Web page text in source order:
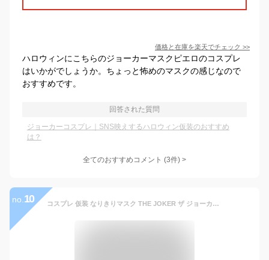
価格と在庫を楽天でチェック >>
ハロウィンにこちらのジョーカーマスクピエロのコスプレ
はいかがでしょうか。ちょっと怖めのマスクの感じなので
おすすめです。
回答された質問
ジョーカーコスプレ｜SNS映えするハロウィン仮装のおすすめ
は？
全てのおすすめコメント (3件) >
no. 10 コスプレ 仮装 なりきりマスク THE JOKER ザ ジョーカー オガワスタジオ バットマン プチ仮装 コスプレ小物 小道具 映画キャラクター フリーサイズ 天然ラテックス製